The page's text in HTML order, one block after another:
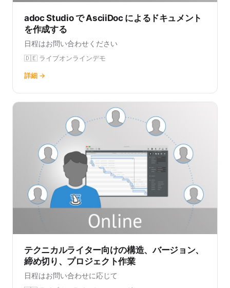
adoc Studio で AsciiDoc によるドキュメント
を作成する
日程はお問い合わせください
🇩🇪 ライブオンラインデモ
詳細 →
テクニカルライター向けの構造、バージョン、
締め切り、プロジェクト作業
日程はお問い合わせに応じて